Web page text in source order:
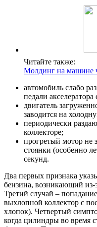
Читайте также:
Молдинг на машине
автомобиль слабо
педали
двигатель
заводится на
периодически
коллекторе;
прогретый мотор не
стоянки (особенно
секунд.
Два первых признака
бензина, возникающий из-
Третий случай –
выхлопной коллектор с
хлопок). Четвертый
когда цилиндры во время